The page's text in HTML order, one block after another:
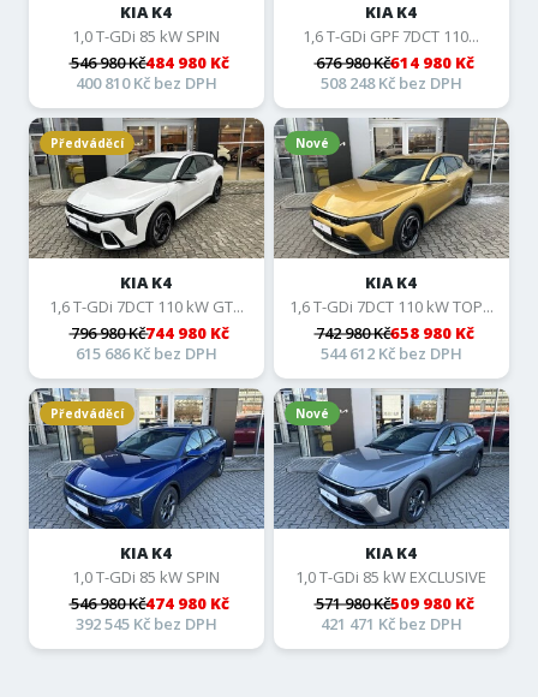
KIA K4
1,0 T-GDi 85 kW SPIN
546 980 Kč484 980 Kč
400 810 Kč bez DPH
KIA K4
1,6 T-GDi GPF 7DCT 110...
676 980 Kč614 980 Kč
508 248 Kč bez DPH
Předváděcí
KIA K4
1,6 T-GDi 7DCT 110 kW GT...
796 980 Kč744 980 Kč
615 686 Kč bez DPH
Nové
KIA K4
1,6 T-GDi 7DCT 110 kW TOP...
742 980 Kč658 980 Kč
544 612 Kč bez DPH
Předváděcí
KIA K4
1,0 T-GDi 85 kW SPIN
546 980 Kč474 980 Kč
392 545 Kč bez DPH
Nové
KIA K4
1,0 T-GDi 85 kW EXCLUSIVE
571 980 Kč509 980 Kč
421 471 Kč bez DPH